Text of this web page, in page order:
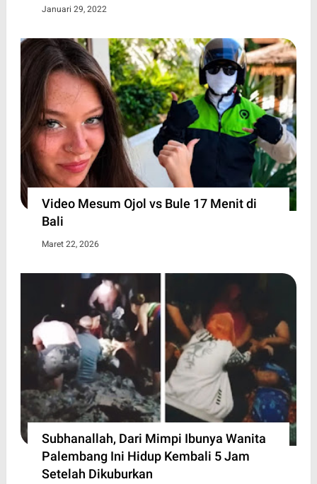
Januari 29, 2022
Video Mesum Ojol vs Bule 17 Menit di
Bali
Maret 22, 2026
Subhanallah, Dari Mimpi Ibunya Wanita
Palembang Ini Hidup Kembali 5 Jam
Setelah Dikuburkan